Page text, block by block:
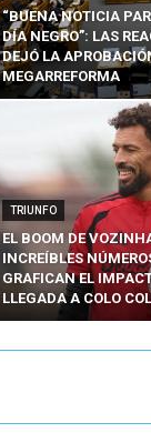
“BUENA NOTICIA
DÍA NEGRO”: LAS
DEJÓ LA
MEGARREFORMA
TRIUNFO
EL BOOM DE
INCREÍBLES
GRAFICAN EL
LLEGADA A COLO